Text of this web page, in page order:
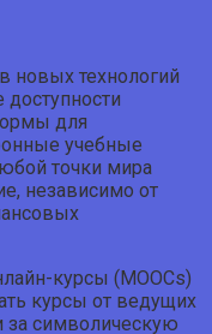
технологий
для
учебные
точки мира
независимо от
курсы (MOOCs)
курсы от ведущих
за символическую